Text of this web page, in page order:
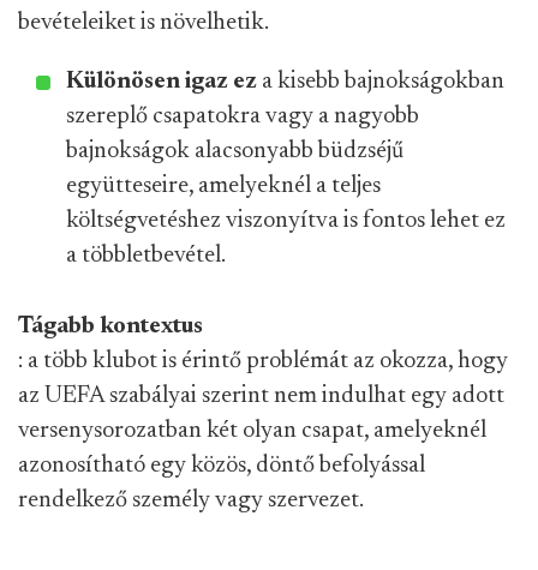
bevételeiket is növelhetik.
Különösen igaz ez a kisebb bajnokságokban
szereplő csapatokra vagy a nagyobb
bajnokságok alacsonyabb büdzséjű
együtteseire, amelyeknél a teljes
költségvetéshez viszonyítva is fontos lehet ez
a többletbevétel.
Tágabb kontextus
: a több klubot is érintő problémát az okozza, hogy
az UEFA szabályai szerint nem indulhat egy adott
versenysorozatban két olyan csapat, amelyeknél
azonosítható egy közös, döntő befolyással
rendelkező személy vagy szervezet.